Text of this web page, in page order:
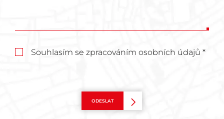
Souhlasím se zpracováním osobních údajů *
ODESLAT